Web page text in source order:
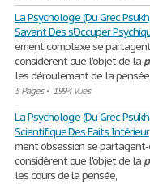
La Psychologie (Du Grec
Savant Des s'Occuper
ement complexe se
considèrent que l'objet de la
les déroulement de la pensée,
5 Pages• 1994 Vues
La Psychologie (Du Grec
Scientifique Des Faits Intérieur
ment obsession se
considèrent que l'objet de la
les cours de la pensée,